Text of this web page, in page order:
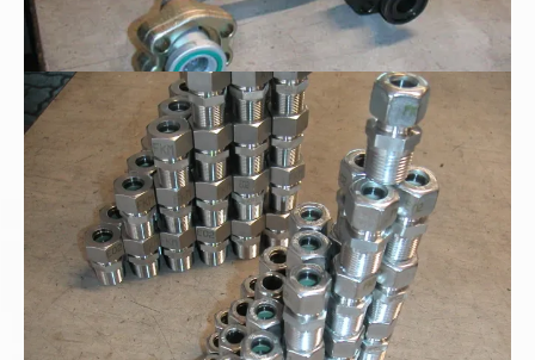
Edelstahl - Tauchrohrverschraubung